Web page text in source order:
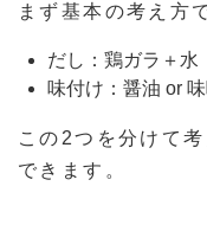
まず基本の考え方
だし：鶏ガラ＋水
味付け：醤油 or
この2つを分けて
できます。